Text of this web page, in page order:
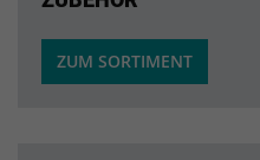
ZUM SORTIMENT